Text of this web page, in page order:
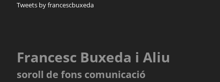
Tweets by francescbuxeda
Francesc Buxeda i Aliu
soroll de fons comunicació